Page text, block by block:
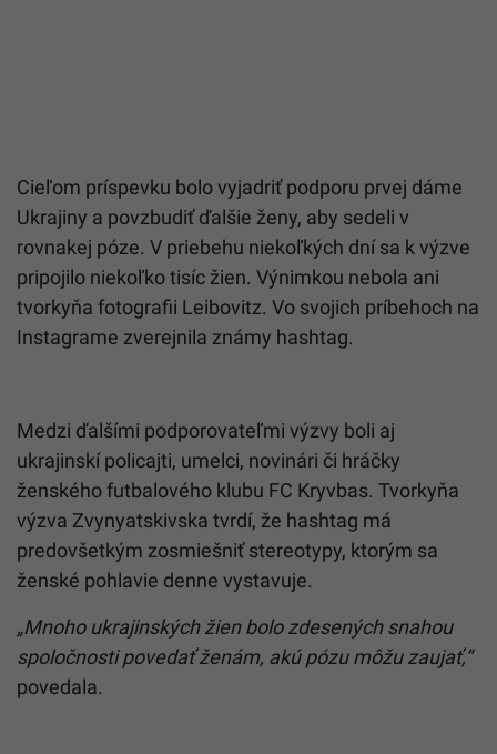
Cieľom príspevku bolo vyjadriť podporu prvej dáme
Ukrajiny a povzbudiť ďalšie ženy, aby sedeli v
rovnakej póze. V priebehu niekoľkých dní sa k výzve
pripojilo niekoľko tisíc žien. Výnimkou nebola ani
tvorkyňa fotografii Leibovitz. Vo svojich príbehoch na
Instagrame zverejnila známy hashtag.
Medzi ďalšími podporovateľmi výzvy boli aj
ukrajinskí policajti, umelci, novinári či hráčky
ženského futbalového klubu FC Kryvbas. Tvorkyňa
výzva Zvynyatskivska tvrdí, že hashtag má
predovšetkým zosmiešniť stereotypy, ktorým sa
ženské pohlavie denne vystavuje.
„Mnoho ukrajinských žien bolo zdesených snahou
spoločnosti povedať ženám, akú pózu môžu zaujať,“
povedala.